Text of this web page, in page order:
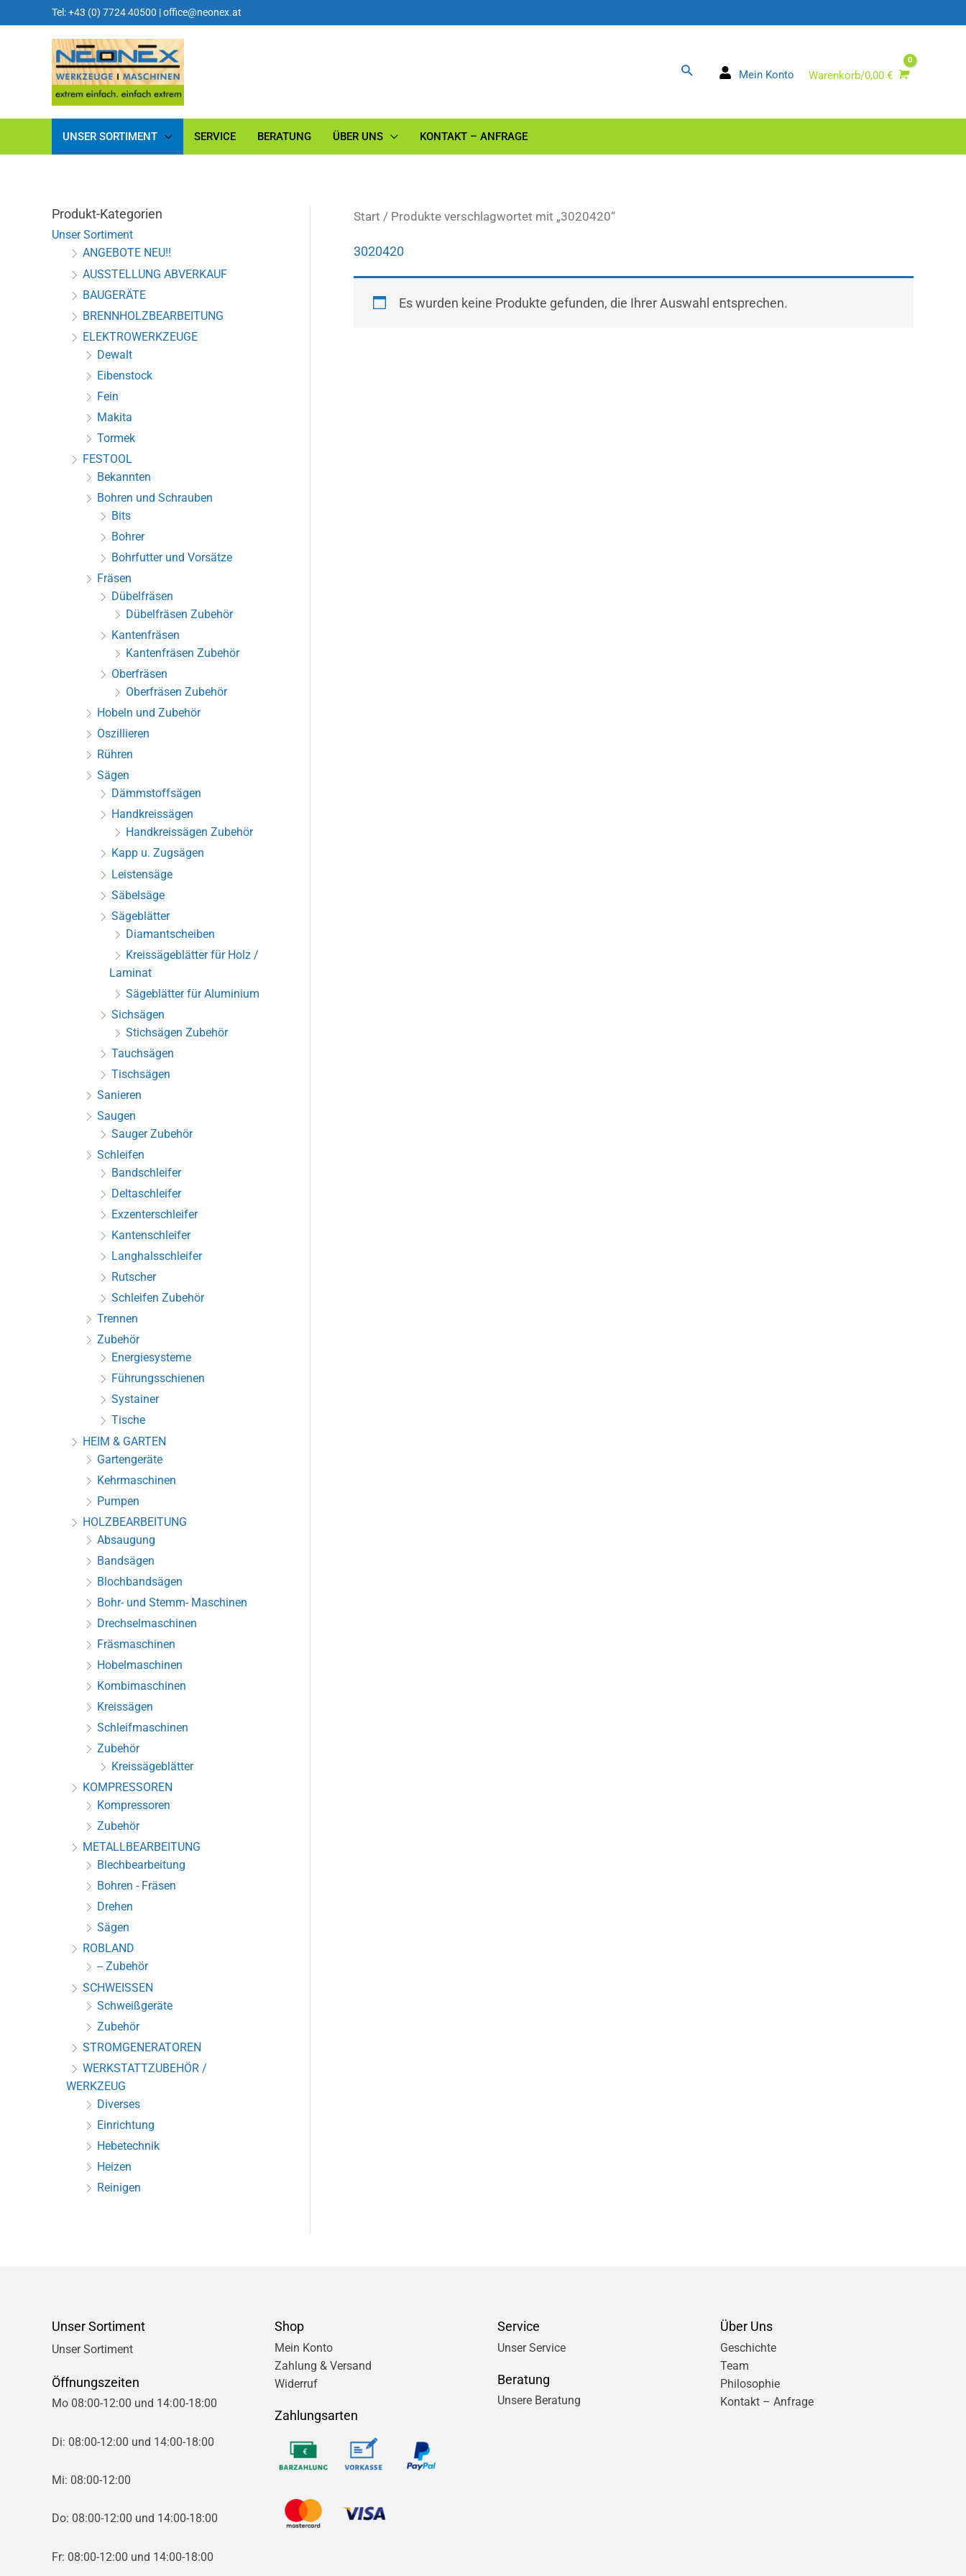
Tel: +43 (0) 7724 40500 |office@neonex.at
Suchen Mein Konto Warenkorb/0,00 €
UNSER SORTIMENT SERVICE BERATUNG ÜBER UNS KONTAKT – ANFRAGE
Produkt-Kategorien
Unser Sortiment
ANGEBOTE NEU!!
AUSSTELLUNG ABVERKAUF
BAUGERÄTE
BRENNHOLZBEARBEITUNG
ELEKTROWERKZEUGE
Dewalt
Eibenstock
Fein
Makita
Tormek
FESTOOL
Bekannten
Bohren und Schrauben
Bits
Bohrer
Bohrfutter und Vorsätze
Fräsen
Dübelfräsen
Dübelfräsen Zubehör
Kantenfräsen
Kantenfräsen Zubehör
Oberfräsen
Oberfräsen Zubehör
Hobeln und Zubehör
Oszillieren
Rühren
Sägen
Dämmstoffsägen
Handkreissägen
Handkreissägen Zubehör
Kapp u. Zugsägen
Leistensäge
Säbelsäge
Sägeblätter
Diamantscheiben
Kreissägeblätter für Holz /
Laminat
Sägeblätter für Aluminium
Sichsägen
Stichsägen Zubehör
Tauchsägen
Tischsägen
Sanieren
Saugen
Sauger Zubehör
Schleifen
Bandschleifer
Deltaschleifer
Exzenterschleifer
Kantenschleifer
Langhalsschleifer
Rutscher
Schleifen Zubehör
Trennen
Zubehör
Energiesysteme
Führungsschienen
Systainer
Tische
HEIM & GARTEN
Gartengeräte
Kehrmaschinen
Pumpen
HOLZBEARBEITUNG
Absaugung
Bandsägen
Blochbandsägen
Bohr- und Stemm- Maschinen
Drechselmaschinen
Fräsmaschinen
Hobelmaschinen
Kombimaschinen
Kreissägen
Schleifmaschinen
Zubehör
Kreissägeblätter
KOMPRESSOREN
Kompressoren
Zubehör
METALLBEARBEITUNG
Blechbearbeitung
Bohren - Fräsen
Drehen
Sägen
ROBLAND
-- Zubehör
SCHWEISSEN
Schweißgeräte
Zubehör
STROMGENERATOREN
WERKSTATTZUBEHÖR /
WERKZEUG
Diverses
Einrichtung
Hebetechnik
Heizen
Reinigen
Start / Produkte verschlagwortet mit „3020420“
3020420
Es wurden keine Produkte gefunden, die Ihrer Auswahl entsprechen.
Unser Sortiment
Unser Sortiment
Öffnungszeiten
Mo 08:00-12:00 und 14:00-18:00
Di: 08:00-12:00 und 14:00-18:00
Mi: 08:00-12:00
Do: 08:00-12:00 und 14:00-18:00
Fr: 08:00-12:00 und 14:00-18:00
Shop
Mein Konto
Zahlung & Versand
Widerruf
Zahlungsarten
Service
Unser Service
Beratung
Unsere Beratung
Über Uns
Geschichte
Team
Philosophie
Kontakt – Anfrage